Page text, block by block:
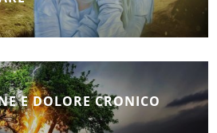
E DOLORE CRONICO